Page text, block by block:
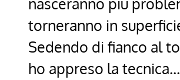
torneranno in
Sedendo di fianco al
ho appreso la